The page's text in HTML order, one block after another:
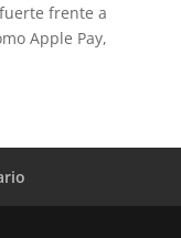
frente a
Apple Pay,